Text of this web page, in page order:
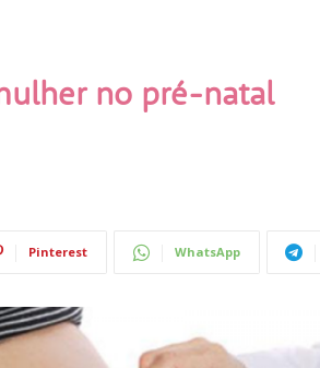
no pré-natal
Pinterest WhatsApp